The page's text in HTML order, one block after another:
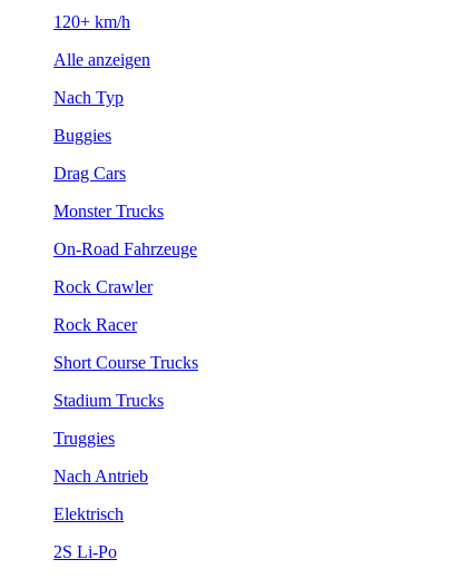
120+ km/h
Alle anzeigen
Nach Typ
Buggies
Drag Cars
Monster Trucks
On-Road Fahrzeuge
Rock Crawler
Rock Racer
Short Course Trucks
Stadium Trucks
Truggies
Nach Antrieb
Elektrisch
2S Li-Po